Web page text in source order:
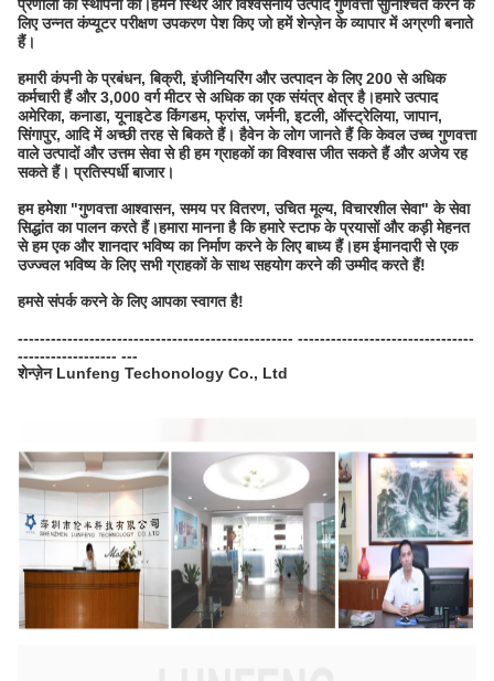
प्रणाली की स्थापना की।हमने स्थिर और विश्वसनीय उत्पाद गुणवत्ता सुनिश्चित करने के
लिए उन्नत कंप्यूटर परीक्षण उपकरण पेश किए जो हमें शेन्ज़ेन के व्यापार में अग्रणी बनाते
हैं।
हमारी कंपनी के प्रबंधन, बिक्री, इंजीनियरिंग और उत्पादन के लिए 200 से अधिक
कर्मचारी हैं और 3,000 वर्ग मीटर से अधिक का एक संयंत्र क्षेत्र है।हमारे उत्पाद
अमेरिका, कनाडा, यूनाइटेड किंगडम, फ्रांस, जर्मनी, इटली, ऑस्ट्रेलिया, जापान,
सिंगापुर, आदि में अच्छी तरह से बिकते हैं। हैवेन के लोग जानते हैं कि केवल उच्च गुणवत्ता
वाले उत्पादों और उत्तम सेवा से ही हम ग्राहकों का विश्वास जीत सकते हैं और अजेय रह
सकते हैं। प्रतिस्पर्धी बाजार।
हम हमेशा "गुणवत्ता आश्वासन, समय पर वितरण, उचित मूल्य, विचारशील सेवा" के सेवा
सिद्धांत का पालन करते हैं।हमारा मानना ​​है कि हमारे स्टाफ के प्रयासों और कड़ी मेहनत
से हम एक और शानदार भविष्य का निर्माण करने के लिए बाध्य हैं।हम ईमानदारी से एक
उज्ज्वल भविष्य के लिए सभी ग्राहकों के साथ सहयोग करने की उम्मीद करते हैं!
हमसे संपर्क करने के लिए आपका स्वागत है!
-------------------------------------------------- --------------------------------
------------------ ---
शेन्ज़ेन Lunfeng Techonology Co., Ltd